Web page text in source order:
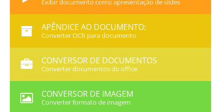
Exibir documento como apresentação de slides
APÊNDICE AO DOCUMENTO:
Converter OCR para documento
CONVERSOR DE DOCUMENTOS
Converter documentos do office
CONVERSOR DE IMAGEM
Converter formato de imagem